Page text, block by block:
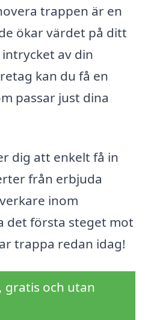
trappen är en
ökar värdet på ditt
av din
kan du få en
passar just dina
dig att enkelt få in
från erbjuda
inom
det första steget mot
trappa redan idag!
gratis och utan